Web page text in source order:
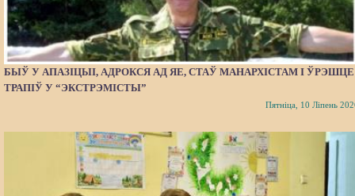
БЫЎ У АПАЗІЦЫІ, АДРОКСЯ АД ЯЕ, СТАЎ МАНАРХІСТАМ І ЎРЭШЦЕ
ТРАПІЎ У “ЭКСТРЭМІСТЫ”
Пятніца, 10 Ліпень